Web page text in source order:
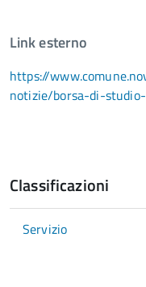
Link esterno
https://
notizie/borsa-di-
Classificazioni
Servizio